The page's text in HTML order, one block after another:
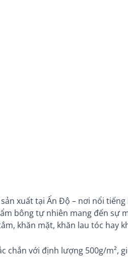
xuất tại Ấn Độ – nơi nổi
bông tự nhiên mang đến sự
khăn mặt, khăn lau tóc hay
chắn với định lượng 500g/m²,